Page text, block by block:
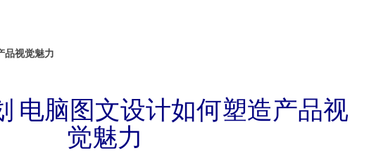
品视觉魅力
电脑图文设计如何塑造产品视
觉魅力